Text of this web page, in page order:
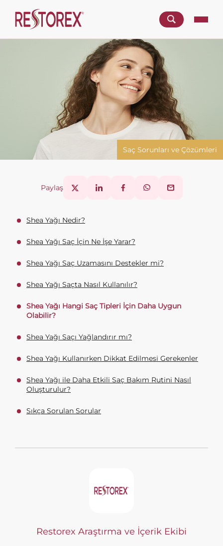
Saç Sorunları ve Çözümleri
Paylaş
Shea Yağı Nedir?
Shea Yağı Saç İçin Ne İşe Yarar?
Shea Yağı Saç Uzamasını Destekler mi?
Shea Yağı Saçta Nasıl Kullanılır?
Shea Yağı Hangi Saç Tipleri İçin Daha Uygun
Olabilir?
Shea Yağı Saçı Yağlandırır mı?
Shea Yağı Kullanırken Dikkat Edilmesi Gerekenler
Shea Yağı ile Daha Etkili Saç Bakım Rutini Nasıl
Oluşturulur?
Sıkça Sorulan Sorular
Restorex Araştırma ve İçerik Ekibi